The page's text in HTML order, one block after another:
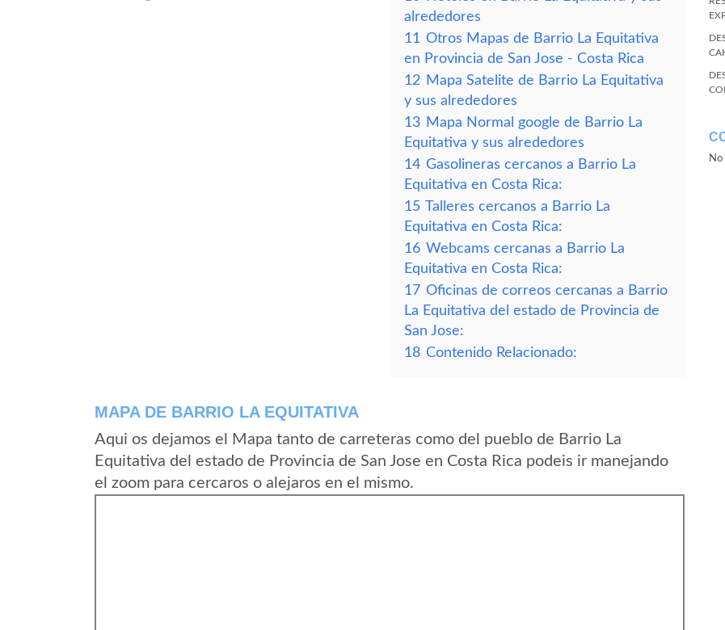
alrededores
11 Otros Mapas de Barrio La Equitativa
en Provincia de San Jose - Costa Rica
12 Mapa Satelite de Barrio La Equitativa
y sus alrededores
13 Mapa Normal google de Barrio La
Equitativa y sus alrededores
14 Gasolineras cercanos a Barrio La
Equitativa en Costa Rica:
15 Talleres cercanos a Barrio La
Equitativa en Costa Rica:
16 Webcams cercanas a Barrio La
Equitativa en Costa Rica:
17 Oficinas de correos cercanas a Barrio
La Equitativa del estado de Provincia de
San Jose:
18 Contenido Relacionado:
MAPA DE BARRIO LA EQUITATIVA
Aqui os dejamos el Mapa tanto de carreteras como del pueblo de Barrio La
Equitativa del estado de Provincia de San Jose en Costa Rica podeis ir manejando
el zoom para cercaros o alejaros en el mismo.
No